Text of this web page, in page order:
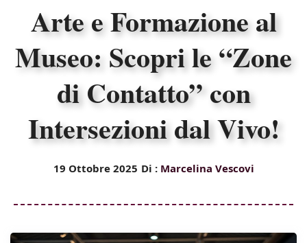
Arte e Formazione al
Museo: Scopri le “Zone
di Contatto” con
Intersezioni dal Vivo!
19 Ottobre 2025 Di : Marcelina Vescovi